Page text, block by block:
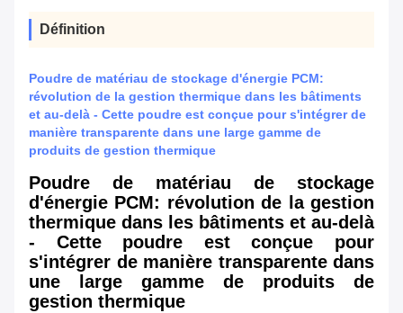
Définition
Poudre de matériau de stockage d'énergie PCM:
révolution de la gestion thermique dans les bâtiments
et au-delà - Cette poudre est conçue pour s'intégrer de
manière transparente dans une large gamme de
produits de gestion thermique
Poudre de matériau de stockage
d'énergie PCM: révolution de la gestion
thermique dans les bâtiments et au-delà
- Cette poudre est conçue pour
s'intégrer de manière transparente dans
une large gamme de produits de
gestion thermique